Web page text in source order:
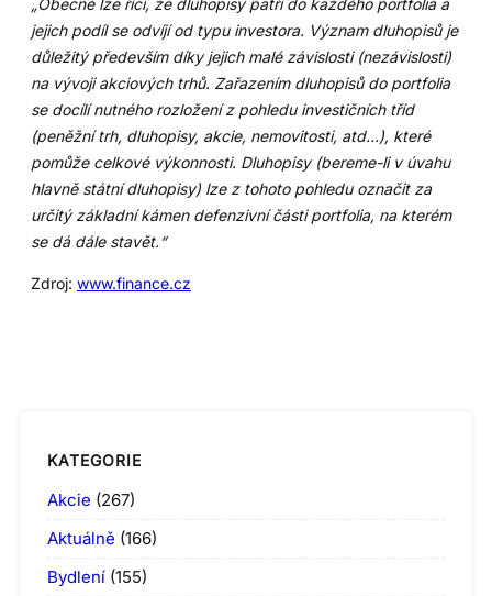
„Obecně lze říci, že dluhopisy patří do každého portfolia a
jejich podíl se odvíjí od typu investora. Význam dluhopisů je
důležitý především díky jejich malé závislosti (nezávislosti)
na vývoji akciových trhů. Zařazením dluhopisů do portfolia
se docílí nutného rozložení z pohledu investičních tříd
(peněžní trh, dluhopisy, akcie, nemovitosti, atd…), které
pomůže celkové výkonnosti. Dluhopisy (bereme-li v úvahu
hlavně státní dluhopisy) lze z tohoto pohledu označit za
určitý základní kámen defenzivní části portfolia, na kterém
se dá dále stavět.“
Zdroj: www.finance.cz
KATEGORIE
Akcie (267)
Aktuálně (166)
Bydlení (155)